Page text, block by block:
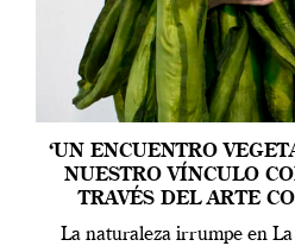
‘UN ENCUENTRO
NUESTRO VÍNCULO
TRAVÉS DEL ARTE
La naturaleza irrumpe en